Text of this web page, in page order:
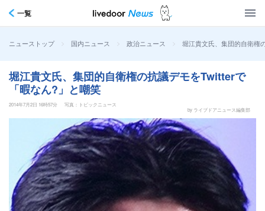
一覧
ニューストップ > 国内ニュース > 政治ニュース > 堀江貴文氏、集団的自衛権
堀江貴文氏、集団的自衛権の抗議デモをTwitterで
「暇なん?」と嘲笑
2014年7月2日 16時57分
写真：トピックニュース
by ライブドアニュース編集部